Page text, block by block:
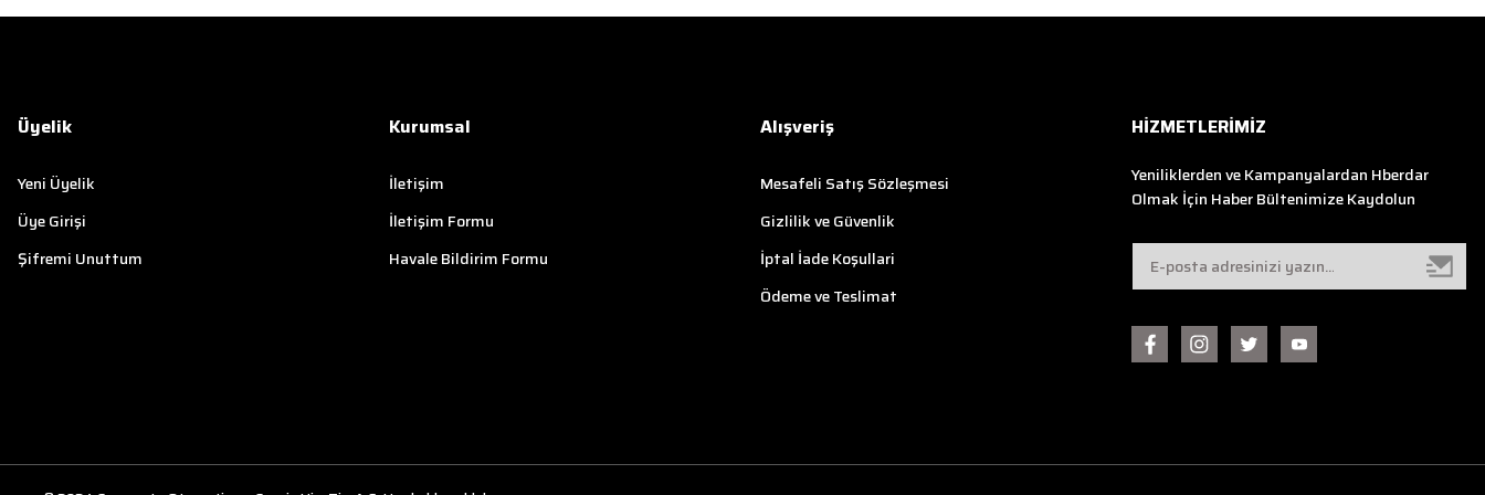
Üyelik
Yeni Üyelik
Üye Girişi
Şifremi Unuttum
Kurumsal
İletişim
İletişim Formu
Havale Bildirim Formu
Alışveriş
Mesafeli Satış Sözleşmesi
Gizlilik ve Güvenlik
İptal İade Koşullari
Ödeme ve Teslimat
HİZMETLERİMİZ
Yeniliklerden ve Kampanyalardan Hberdar
Olmak İçin Haber Bültenimize Kaydolun